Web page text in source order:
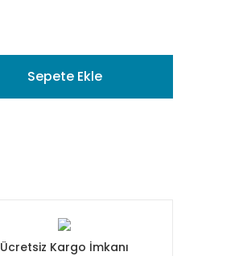
Sepete Ekle
Ücretsiz Kargo İmkanı